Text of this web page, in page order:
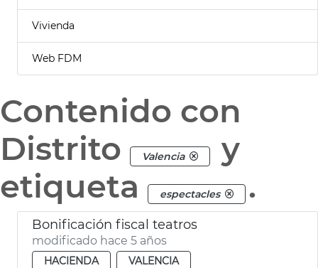
Vivienda
Web FDM
Contenido con
Distrito
Valencia
y
etiqueta
espectacles .
Bonificación fiscal teatros
modificado hace 5 años
HACIENDA
VALENCIA